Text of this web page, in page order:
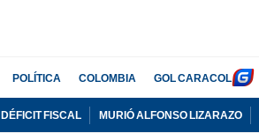
POLÍTICA COLOMBIA GOL CARACOL
DÉFICIT FISCAL MURIÓ ALFONSO LIZARAZO